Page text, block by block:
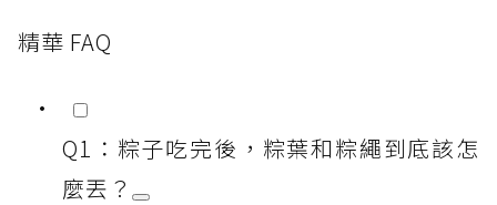
精華 FAQ
Q1：粽子吃完後，粽葉和粽繩到底該怎
麼丟？